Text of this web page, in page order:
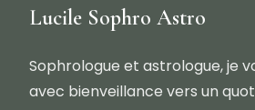
Lucile Sophro Astro
Sophrologue et astrologue, je
avec bienveillance vers un